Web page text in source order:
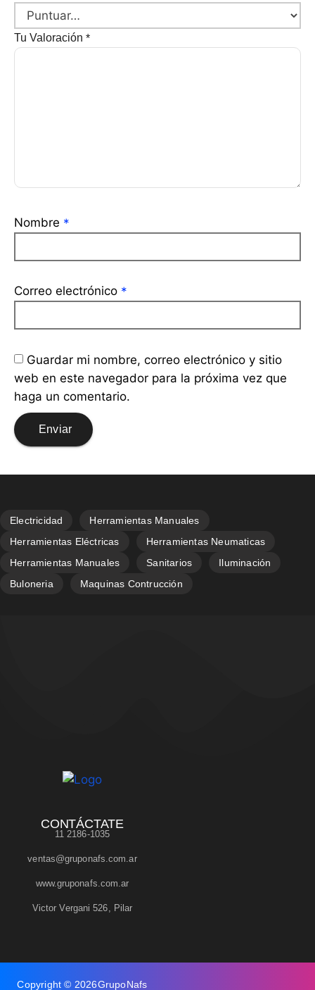
Tu Valoración *
Nombre *
Correo electrónico *
Guardar mi nombre, correo electrónico y sitio
web en este navegador para la próxima vez que
haga un comentario.
CONTÁCTATE
11 2186-1035
ventas@gruponafs.com.ar
www.gruponafs.com.ar
Victor Vergani 526, Pilar
Copyright © 2026GrupoNafs